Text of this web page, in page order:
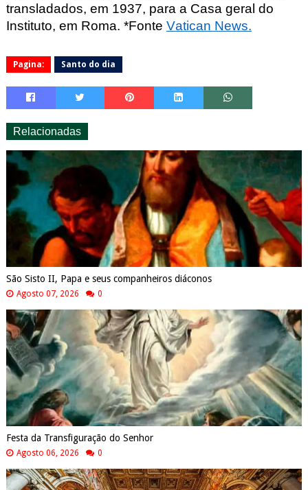
transladados, em 1937, para a Casa geral do
Instituto, em Roma. *Fonte Vatican News.
Pagina: Santo do dia
Relacionadas
São Sisto II, Papa e seus companheiros diáconos
Agosto 07, 2026 0
Festa da Transfiguração do Senhor
Agosto 06, 2026 0